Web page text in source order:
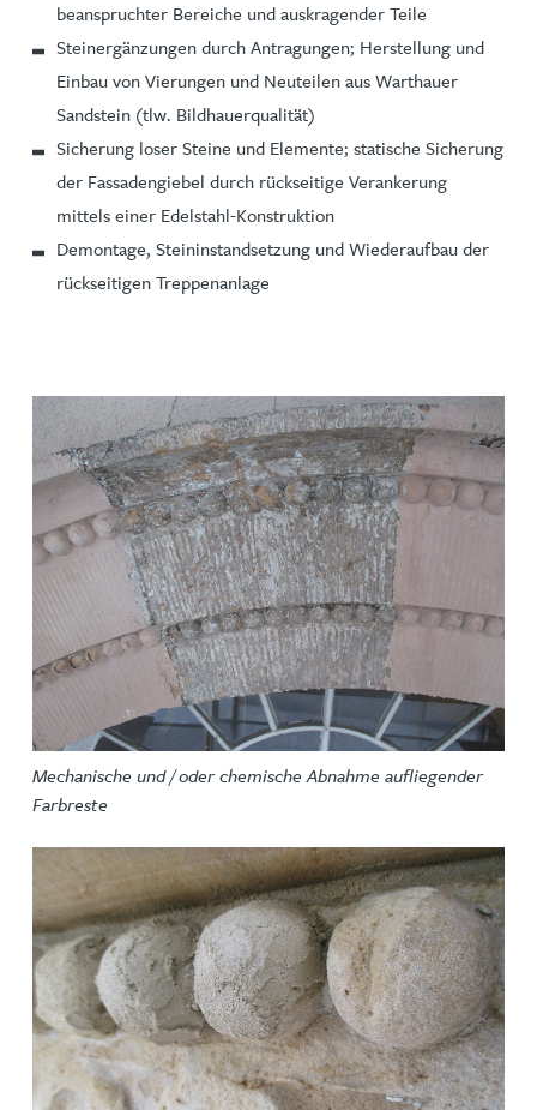
beanspruchter Bereiche und auskragender Teile
Steinergänzungen durch Antragungen; Herstellung und
Einbau von Vierungen und Neuteilen aus Warthauer
Sandstein (tlw. Bildhauerqualität)
Sicherung loser Steine und Elemente; statische Sicherung
der Fassadengiebel durch rückseitige Verankerung
mittels einer Edelstahl-Konstruktion
Demontage, Steininstandsetzung und Wiederaufbau der
rückseitigen Treppenanlage
Mechanische und / oder chemische Abnahme aufliegender
Farbreste